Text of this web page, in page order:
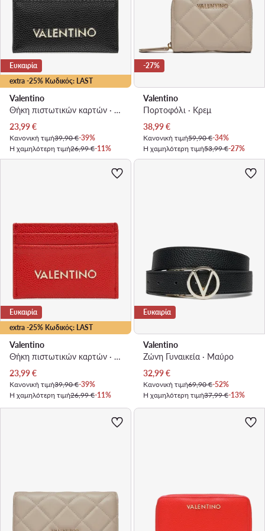
extra -25% Κωδικός: LAST
Ευκαιρία
Valentino
Θήκη πιστωτικών καρτών · Μαύρο
Τρέχουσα τιμή
23,99€
Κανονική τιμή39,90 €-39%
Η χαμηλότερη τιμή26,99 €-11%
-27%
Valentino
Πορτοφόλι · Κρεμ
Τρέχουσα τιμή
38,99€
Κανονική τιμή59,90 €-34%
Η χαμηλότερη τιμή53,99 €-27%
extra -25% Κωδικός: LAST
Ευκαιρία
Valentino
Θήκη πιστωτικών καρτών · Κόκκινο
Τρέχουσα τιμή
23,99€
Κανονική τιμή39,90 €-39%
Η χαμηλότερη τιμή26,99 €-11%
Ευκαιρία
Valentino
Ζώνη Γυναικεία · Μαύρο
Τρέχουσα τιμή
32,99€
Κανονική τιμή69,90 €-52%
Η χαμηλότερη τιμή37,99 €-13%